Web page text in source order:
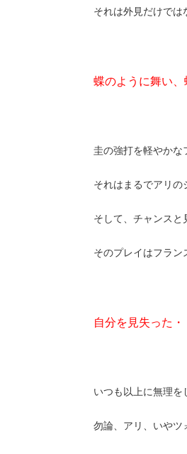
それは外見だけでは
蝶のように舞い、
圭の強打を軽やかな
それはまるでアリの
そして、チャンスと
そのプレイはフラン
自分を見失った・
いつも以上に無理を
勿論、アリ、いやツ